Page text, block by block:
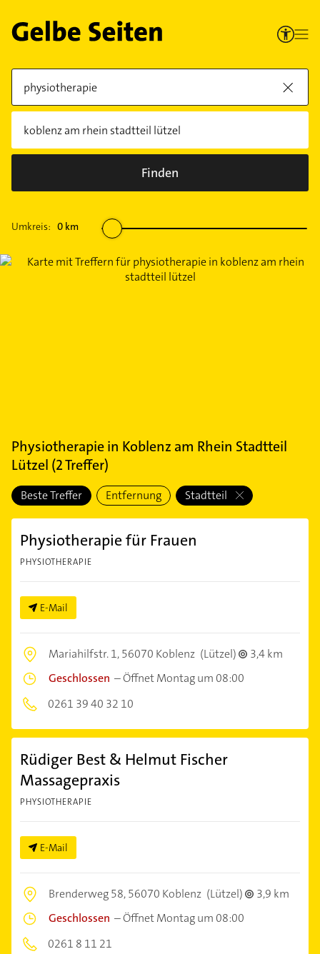
Finden
Umkreis: 0 km
Physiotherapiein Koblenz am Rhein Stadtteil
Lützel (2Treffer)
Beste Treffer Entfernung Stadtteil
Physiotherapie für Frauen
PHYSIOTHERAPIE
E-Mail
Mariahilfstr. 1,56070 Koblenz (Lützel)
3,4 km
Geschlossen –Öffnet Montag um 08:00
0261 39 40 32 10
Rüdiger Best & Helmut Fischer
Massagepraxis
PHYSIOTHERAPIE
E-Mail
Brenderweg 58,56070 Koblenz (Lützel)
3,9 km
Geschlossen –Öffnet Montag um 08:00
0261 8 11 21